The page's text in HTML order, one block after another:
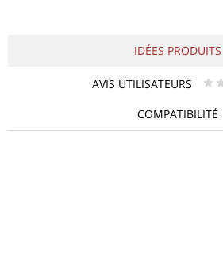
IDÉES PRODUITS
AVIS UTILISATEURS *
COMPATIBILITÉ